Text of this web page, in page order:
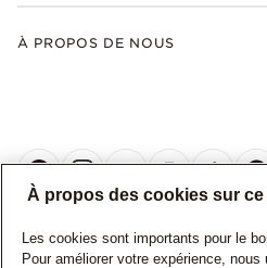
À PROPOS DE NOUS
CANADA Français
À propos des cookies sur
Les cookies sont importants pour le
Pour améliorer votre expérience,